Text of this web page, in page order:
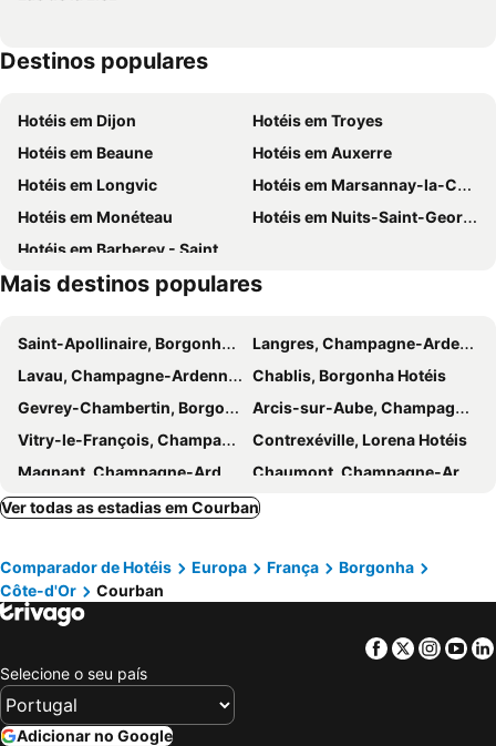
Destinos populares
Hotéis em Dijon
Hotéis em Troyes
Hotéis em Beaune
Hotéis em Auxerre
Hotéis em Longvic
Hotéis em Marsannay-la-Côte
Hotéis em Monéteau
Hotéis em Nuits-Saint-Georges
Hotéis em Barberey - Saint Sulpice
Mais destinos populares
Saint-Apollinaire, Borgonha Hotéis
Langres, Champagne-Ardenne Hotéis
Lavau, Champagne-Ardenne Hotéis
Chablis, Borgonha Hotéis
Gevrey-Chambertin, Borgonha Hotéis
Arcis-sur-Aube, Champagne-Ardenne Hotéis
Vitry-le-François, Champagne-Ardenne Hotéis
Contrexéville, Lorena Hotéis
Magnant, Champagne-Ardenne Hotéis
Chaumont, Champagne-Ardenne Hotéis
Mesnil-Saint-Père, Champagne-Ardenne Hotéis
Rouilly-Sacey, Champagne-Ardenne Hotéis
Quetigny, Borgonha Hotéis
Couchey, Borgonha Hotéis
Avallon, Borgonha Hotéis
Saint-Dizier, Champagne-Ardenne Hotéis
Semoutiers-Montsaon, Champagne-Ardenne Hotéis
Dijon, Borgonha Hotéis
Malafretaz, Ródano-Alpes Hotéis
Chalon-sur-Saône, Borgonha Hotéis
Dole, Franche-Comté Hotéis
Ver todas as estadias em Courban
Comparador de Hotéis Europa França
Borgonha
Côte-d'Or
Courban
Facebook
Twitter
Selecione o seu país
Adicionar no Google